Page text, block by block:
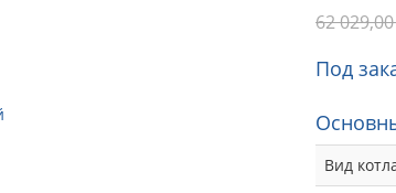
62 029,00
Под
Вид